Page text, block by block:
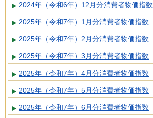
2024年（令和6年）12月分消費者物価指数
2025年（令和7年）1月分消費者物価指数
2025年（令和7年）2月分消費者物価指数
2025年（令和7年）3月分消費者物価指数
2025年（令和7年）4月分消費者物価指数
2025年（令和7年）5月分消費者物価指数
2025年（令和7年）6月分消費者物価指数